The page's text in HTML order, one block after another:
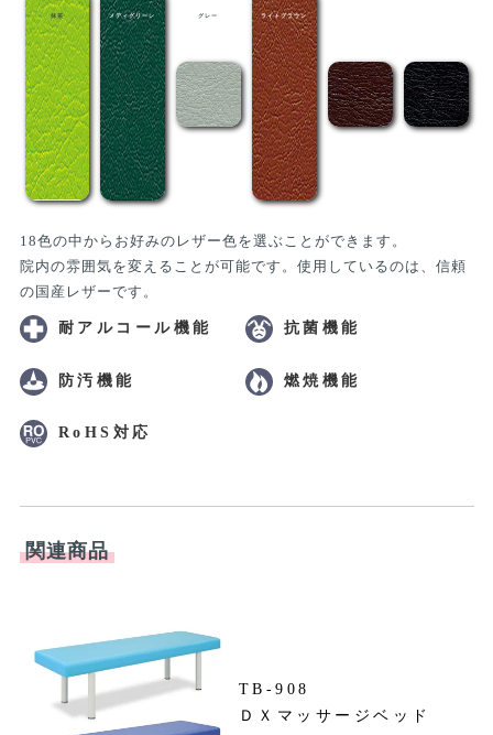
抹茶 メディグリーン グレー ライトブラウン
18色の中からお好みのレザー色を選ぶことができます。
院内の雰囲気を変えることが可能です。使用しているのは、信頼
の国産レザーです。
耐アルコール機能 抗菌機能
防汚機能 燃焼機能
RoHS対応
関連商品
TB-908
ＤＸマッサージベッド